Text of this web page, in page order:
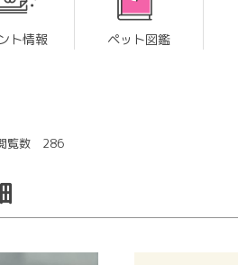
ト情報 ペット図鑑
覧数 286